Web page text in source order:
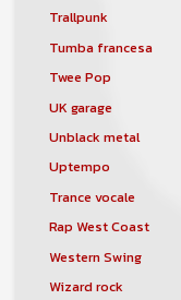
Trallpunk
Tumba francesa
Twee Pop
UK garage
Unblack metal
Uptempo
Trance vocale
Rap West Coast
Western Swing
Wizard rock